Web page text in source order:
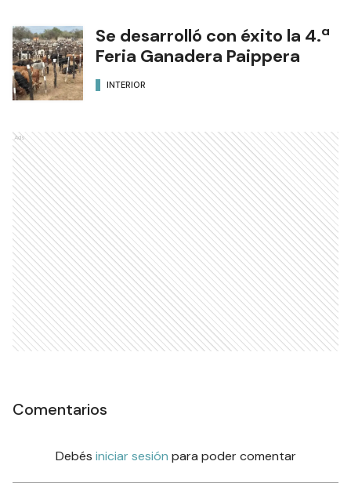
Se desarrolló con éxito la 4.ª
Feria Ganadera Paippera
INTERIOR
Ads
Comentarios
Debés iniciar sesión para poder comentar